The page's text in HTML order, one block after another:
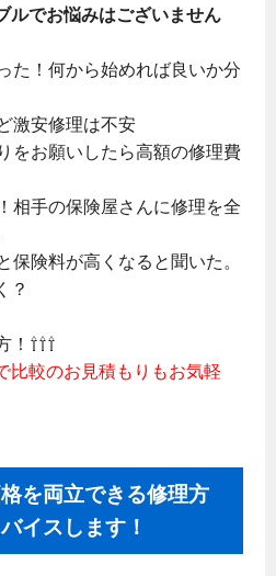
ルでお悩みはございません
た！何から始めれば良いか分
激安修理は不安
をお願いしたら高額の修理費
相手の保険屋さんに修理を全
保険料が高くなると聞いた。
？
！⇧⇧⇧
比較のお見積もりもお気軽
を両立できる修理方
イスします！